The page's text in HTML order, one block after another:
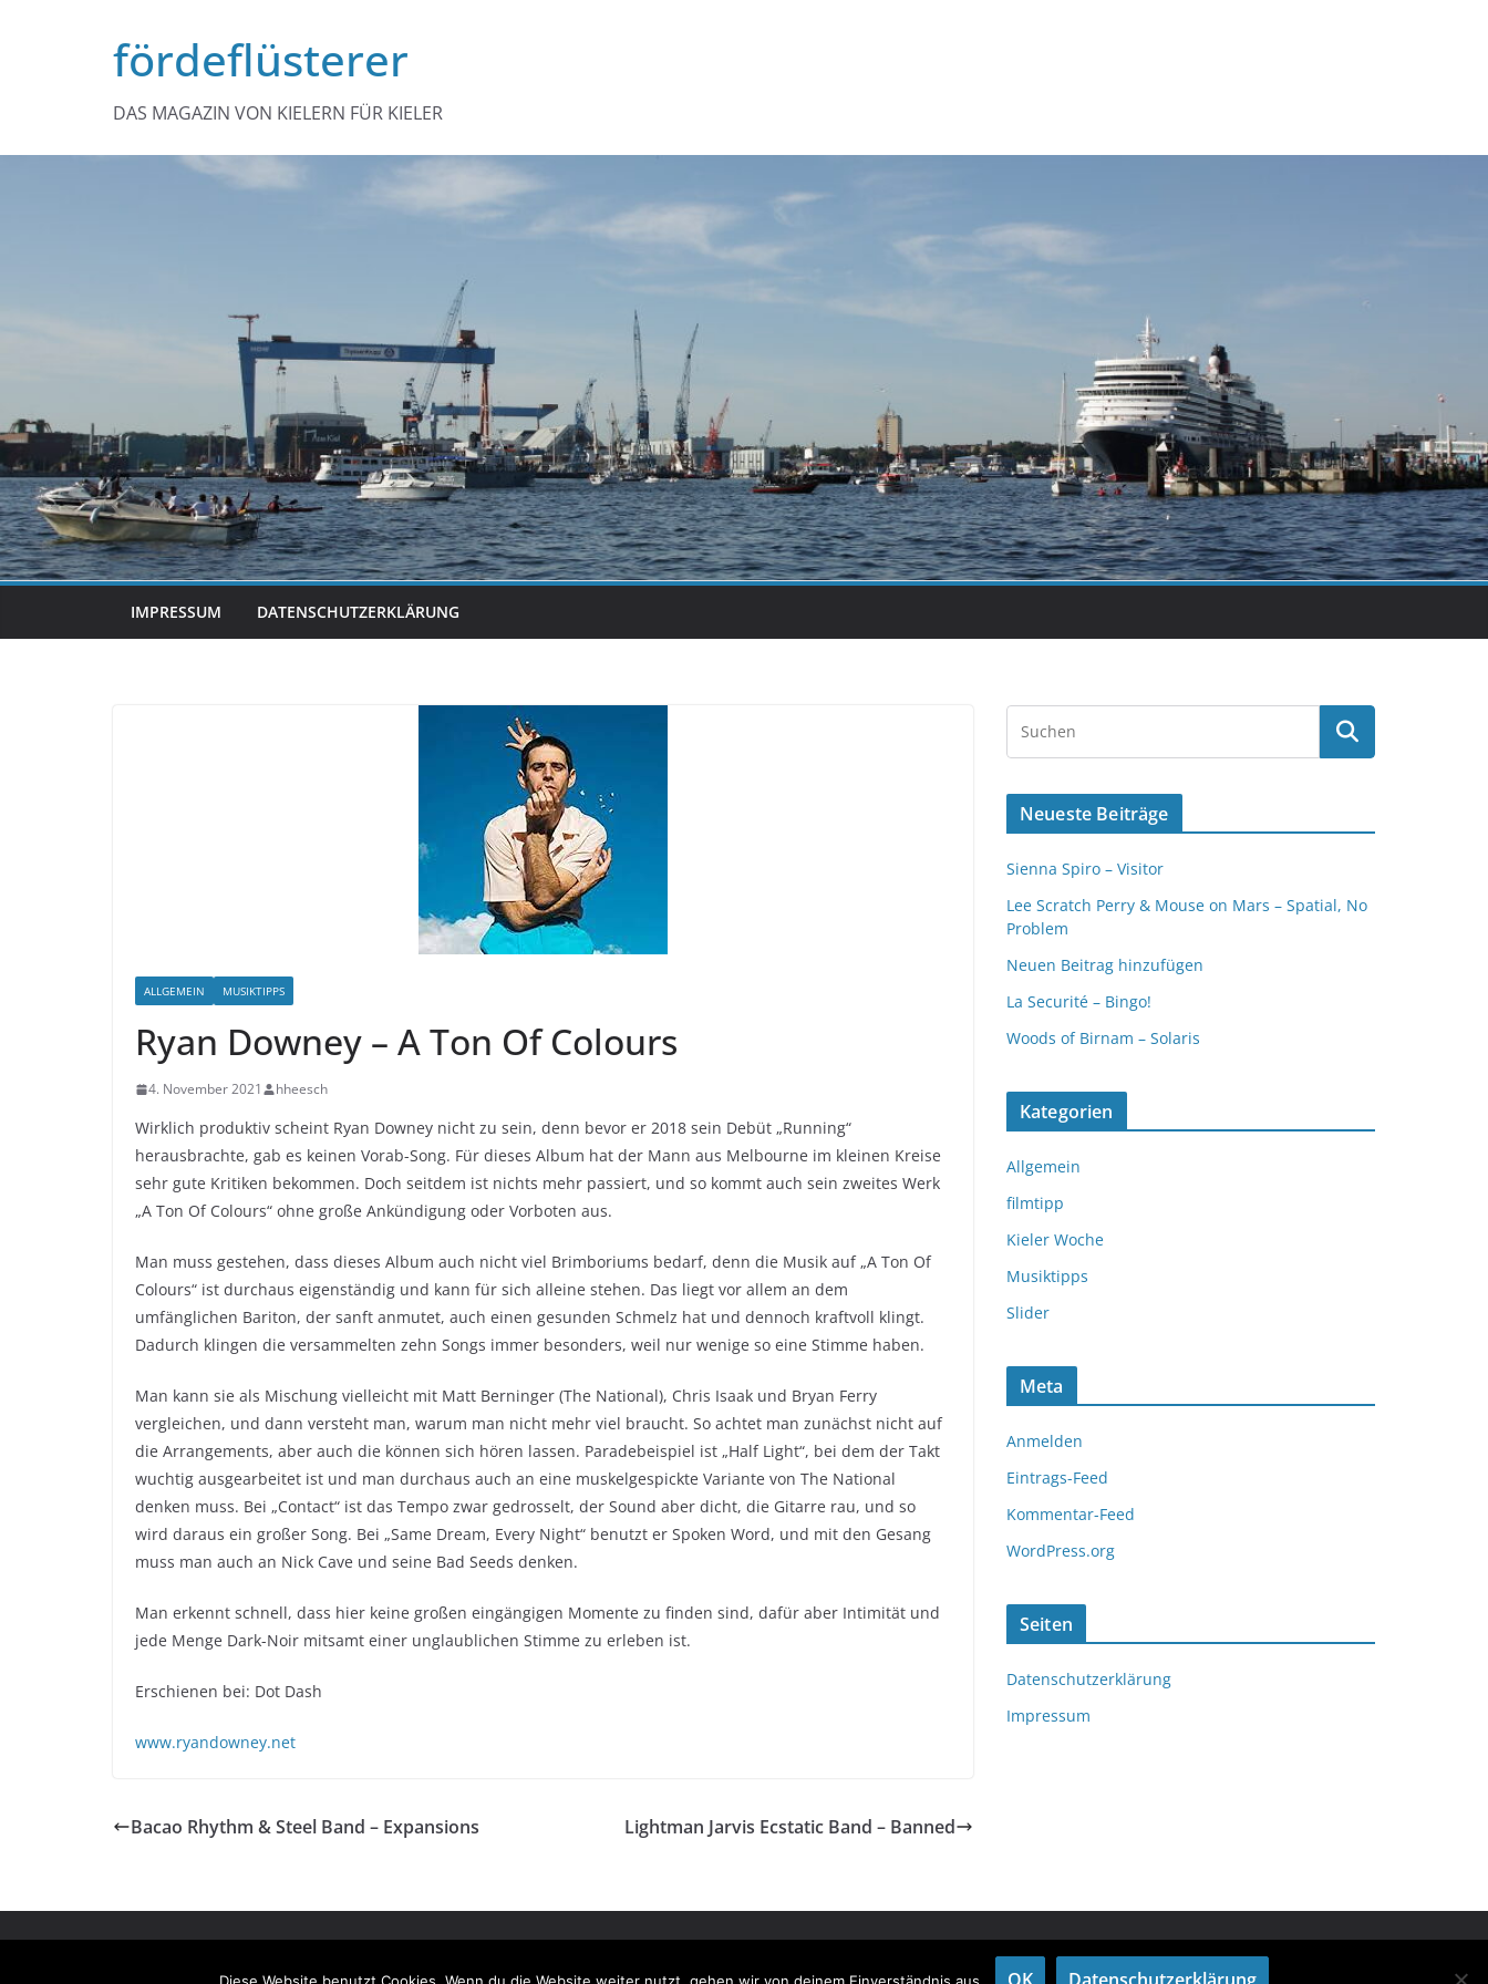
fördeflüsterer
DAS MAGAZIN VON KIELERN FÜR KIELER
IMPRESSUM DATENSCHUTZERKLÄRUNG
ALLGEMEIN MUSIKTIPPS
Ryan Downey – A Ton Of Colours
4. November 2021 hheesch
Wirklich produktiv scheint Ryan Downey nicht zu sein, denn bevor er 2018 sein Debüt „Running“
herausbrachte, gab es keinen Vorab-Song. Für dieses Album hat der Mann aus Melbourne im kleinen Kreise
sehr gute Kritiken bekommen. Doch seitdem ist nichts mehr passiert, und so kommt auch sein zweites Werk
„A Ton Of Colours“ ohne große Ankündigung oder Vorboten aus.
Man muss gestehen, dass dieses Album auch nicht viel Brimboriums bedarf, denn die Musik auf „A Ton Of
Colours“ ist durchaus eigenständig und kann für sich alleine stehen. Das liegt vor allem an dem
umfänglichen Bariton, der sanft anmutet, auch einen gesunden Schmelz hat und dennoch kraftvoll klingt.
Dadurch klingen die versammelten zehn Songs immer besonders, weil nur wenige so eine Stimme haben.
Man kann sie als Mischung vielleicht mit Matt Berninger (The National), Chris Isaak und Bryan Ferry
vergleichen, und dann versteht man, warum man nicht mehr viel braucht. So achtet man zunächst nicht auf
die Arrangements, aber auch die können sich hören lassen. Paradebeispiel ist „Half Light“, bei dem der Takt
wuchtig ausgearbeitet ist und man durchaus auch an eine muskelgespickte Variante von The National
denken muss. Bei „Contact“ ist das Tempo zwar gedrosselt, der Sound aber dicht, die Gitarre rau, und so
wird daraus ein großer Song. Bei „Same Dream, Every Night“ benutzt er Spoken Word, und mit den Gesang
muss man auch an Nick Cave und seine Bad Seeds denken.
Man erkennt schnell, dass hier keine großen eingängigen Momente zu finden sind, dafür aber Intimität und
jede Menge Dark-Noir mitsamt einer unglaublichen Stimme zu erleben ist.
Erschienen bei: Dot Dash
www.ryandowney.net
Bacao Rhythm & Steel Band – Expansions Lightman Jarvis Ecstatic Band – Banned
Neueste Beiträge
Sienna Spiro – Visitor
Lee Scratch Perry & Mouse on Mars – Spatial, No
Problem
Neuen Beitrag hinzufügen
La Securité – Bingo!
Woods of Birnam – Solaris
Kategorien
Allgemein
filmtipp
Kieler Woche
Musiktipps
Slider
Meta
Anmelden
Eintrags-Feed
Kommentar-Feed
WordPress.org
Seiten
Datenschutzerklärung
Impressum
ColorMagvon ThemeGrill. Präsentiert von WordPress.